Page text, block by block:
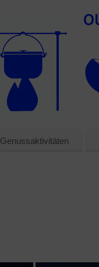
Genussaktivitäten